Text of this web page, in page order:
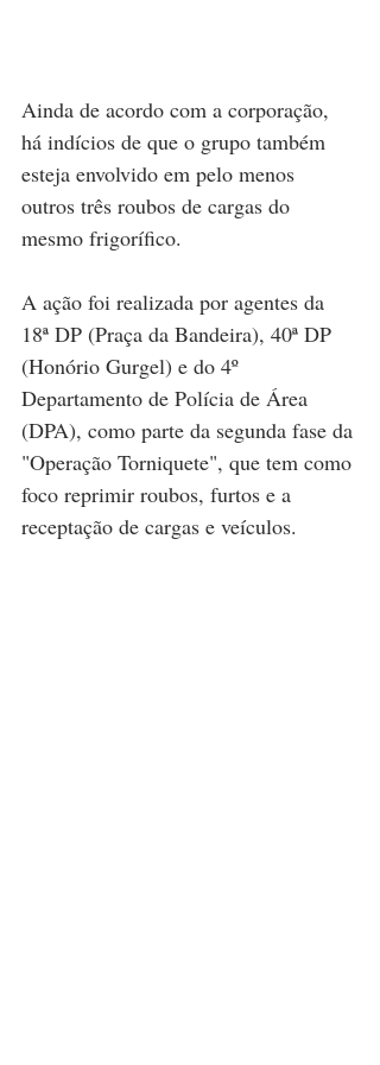
Ainda de acordo com a corporação,
há indícios de que o grupo também
esteja envolvido em pelo menos
outros três roubos de cargas do
mesmo frigorífico.
A ação foi realizada por agentes da
18ª DP (Praça da Bandeira), 40ª DP
(Honório Gurgel) e do 4º
Departamento de Polícia de Área
(DPA), como parte da segunda fase da
"Operação Torniquete", que tem como
foco reprimir roubos, furtos e a
receptação de cargas e veículos.